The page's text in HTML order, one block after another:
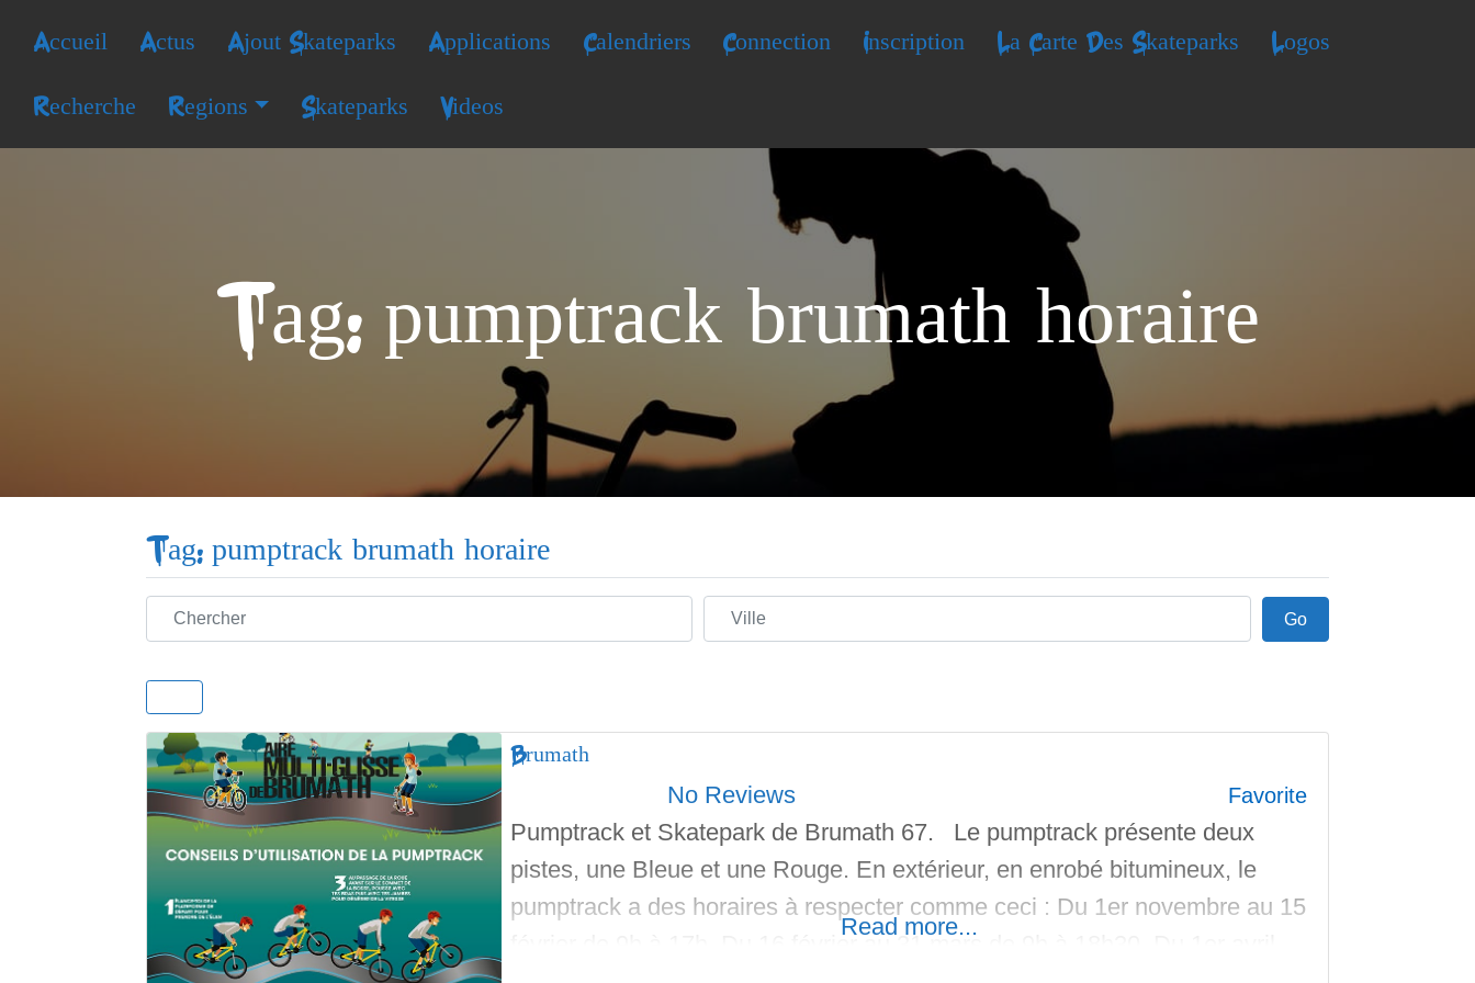
Accueil Actus Ajout Skateparks Applications Calendriers Connection Inscription La Carte Des Skateparks Logos
Recherche Regions Skateparks Videos
Tag: pumptrack brumath horaire
Tag: pumptrack brumath horaire
Chercher Ville GoGo
Brumath
No Reviews Favorite
Pumptrack et Skatepark de Brumath 67. Le pumptrack présente deux
pistes, une Bleue et une Rouge. En extérieur, en enrobé bitumineux, le
pumptrack a des horaires à respecter comme ceci : Du 1er novembre au 15
février de 9h à 17h. Du 16 février au 31 mars de 9h à 18h30. Du 1er avril
Read more...